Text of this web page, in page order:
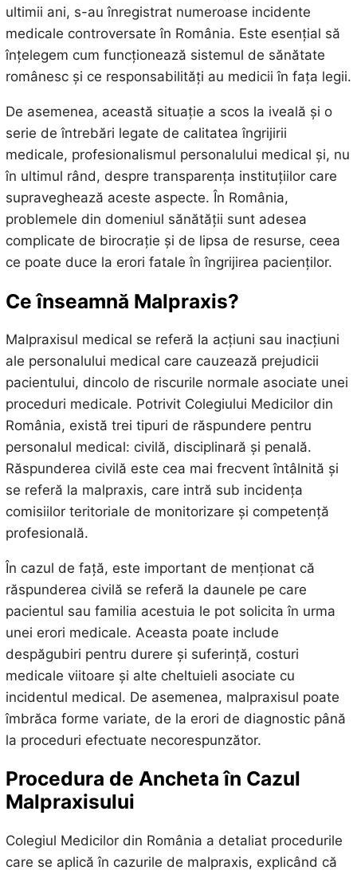
ultimii ani, s-au înregistrat numeroase incidente
medicale controversate în România. Este esențial să
înțelegem cum funcționează sistemul de sănătate
românesc și ce responsabilități au medicii în fața legii.
De asemenea, această situație a scos la iveală și o
serie de întrebări legate de calitatea îngrijirii
medicale, profesionalismul personalului medical și, nu
în ultimul rând, despre transparența instituțiilor care
supraveghează aceste aspecte. În România,
problemele din domeniul sănătății sunt adesea
complicate de birocrație și de lipsa de resurse, ceea
ce poate duce la erori fatale în îngrijirea pacienților.
Ce înseamnă Malpraxis?
Malpraxisul medical se referă la acțiuni sau inacțiuni
ale personalului medical care cauzează prejudicii
pacientului, dincolo de riscurile normale asociate unei
proceduri medicale. Potrivit Colegiului Medicilor din
România, există trei tipuri de răspundere pentru
personalul medical: civilă, disciplinară și penală.
Răspunderea civilă este cea mai frecvent întâlnită și
se referă la malpraxis, care intră sub incidența
comisiilor teritoriale de monitorizare și competență
profesională.
În cazul de față, este important de menționat că
răspunderea civilă se referă la daunele pe care
pacientul sau familia acestuia le pot solicita în urma
unei erori medicale. Aceasta poate include
despăgubiri pentru durere și suferință, costuri
medicale viitoare și alte cheltuieli asociate cu
incidentul medical. De asemenea, malpraxisul poate
îmbrăca forme variate, de la erori de diagnostic până
la proceduri efectuate necorespunzător.
Procedura de Ancheta în Cazul
Malpraxisului
Colegiul Medicilor din România a detaliat procedurile
care se aplică în cazurile de malpraxis, explicând că